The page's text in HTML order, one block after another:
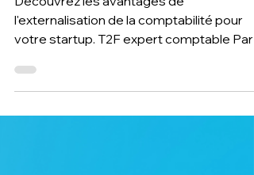
Externaliser la comptabilité d'une
startup ou d'une entreprise